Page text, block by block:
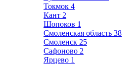
Токмок 4
Кант 2
Шопоков 1
Смоленская область 38
Смоленск 25
Сафоново 2
Ярцево 1